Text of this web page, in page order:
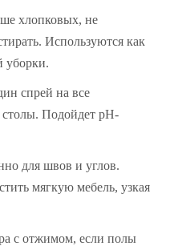
хлопковых, не
Используются как
уборки.
спрей на все
столы. Подойдет pH-
для швов и углов.
мягкую мебель, узкая
с отжимом, если полы